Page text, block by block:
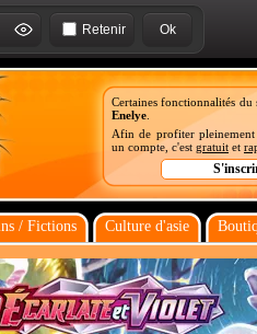
Retenir
Certaines fonctionnalités du
Enelye
Afin de profiter
un compte, c'est gratuit et
/ Fictions Culture d'asie